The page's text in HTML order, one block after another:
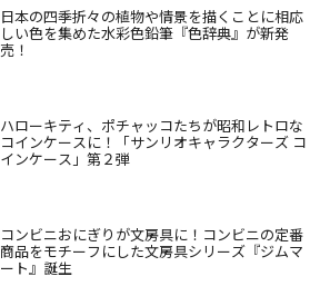
日本の四季折々の植物や情景を描くことに相応
しい色を集めた水彩色鉛筆『色辞典』が新発
売！
ハローキティ、ポチャッコたちが昭和レトロな
コインケースに！「サンリオキャラクターズ コ
インケース」第２弾
コンビニおにぎりが文房具に！コンビニの定番
商品をモチーフにした文房具シリーズ『ジムマ
ート』誕生